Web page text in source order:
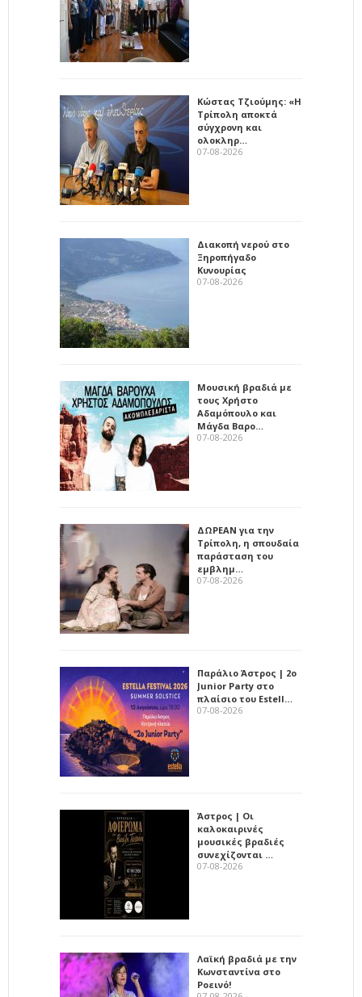
Κώστας Τζιούμης: «Η
Τρίπολη αποκτά
σύγχρονη και
ολοκληρ…
07-08-2026
Διακοπή νερού στο
Ξηροπήγαδο
Κυνουρίας
07-08-2026
Μουσική βραδιά με
τους Χρήστο
Αδαμόπουλο και
Μάγδα Βαρο…
07-08-2026
ΔΩΡΕΑΝ για την
Τρίπολη, η σπουδαία
παράσταση του
εμβλημ…
07-08-2026
Παράλιο Άστρος | 2ο
Junior Party στο
πλαίσιο του Estell…
07-08-2026
Άστρος | Οι
καλοκαιρινές
μουσικές βραδιές
συνεχίζονται …
07-08-2026
Λαϊκή βραδιά με την
Κωνσταντίνα στο
Ροεινό!